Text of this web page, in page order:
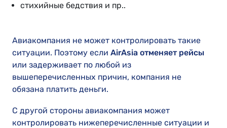
стихийные бедствия и пр..
Авиакомпания не может контролировать такие
ситуации. Поэтому если AirAsia отменяет рейсы
или задерживает по любой из
вышеперечисленных причин, компания не
обязана платить деньги.
С другой стороны авиакомпания может
контролировать нижеперечисленные ситуации и